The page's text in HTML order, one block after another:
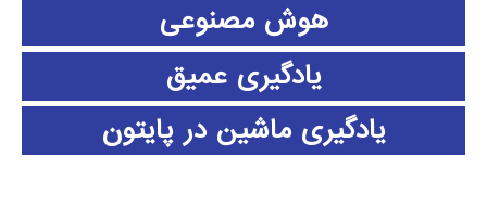
هوش مصنوعی
یادگیری عمیق
یادگیری ماشین در پایتون